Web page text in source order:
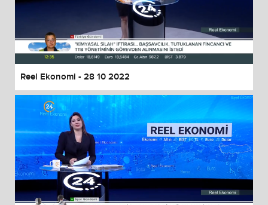
Reel Ekonomi - 28 10 2022